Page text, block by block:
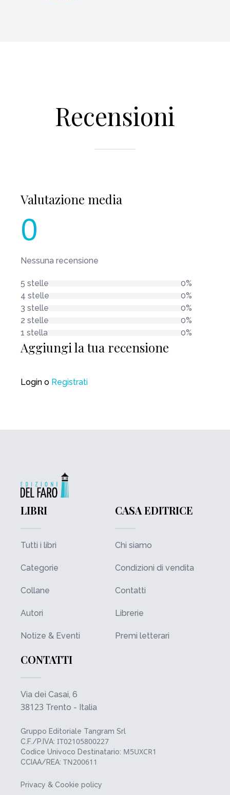
Recensioni
Valutazione media
0
Nessuna recensione
5 stelle
0%
4 stelle
0%
3 stelle
0%
2 stelle
0%
1 stella
0%
Aggiungi la tua recensione
Login o Registrati
LIBRI
Tutti i libri
Categorie
Collane
Autori
Notize & Eventi
CASA EDITRICE
Chi siamo
Condizioni di vendita
Contatti
Librerie
Premi letterari
CONTATTI
Via dei Casai, 6
38123 Trento - Italia
Gruppo Editoriale Tangram Srl
C.F./P.IVA: IT02105800227
Codice Univoco Destinatario: M5UXCR1
CCIAA/REA: TN200611
Privacy & Cookie policy